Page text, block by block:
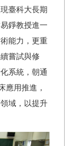
臺科大長期
錚教授進一
能力，更重
嘗試與修
系統，朝通
應用推進，
域，以提升